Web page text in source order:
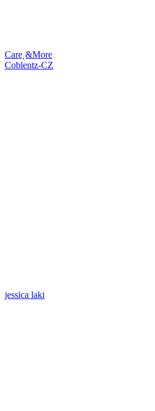
Care˛&More
Coblentz-CZ
jessica laki